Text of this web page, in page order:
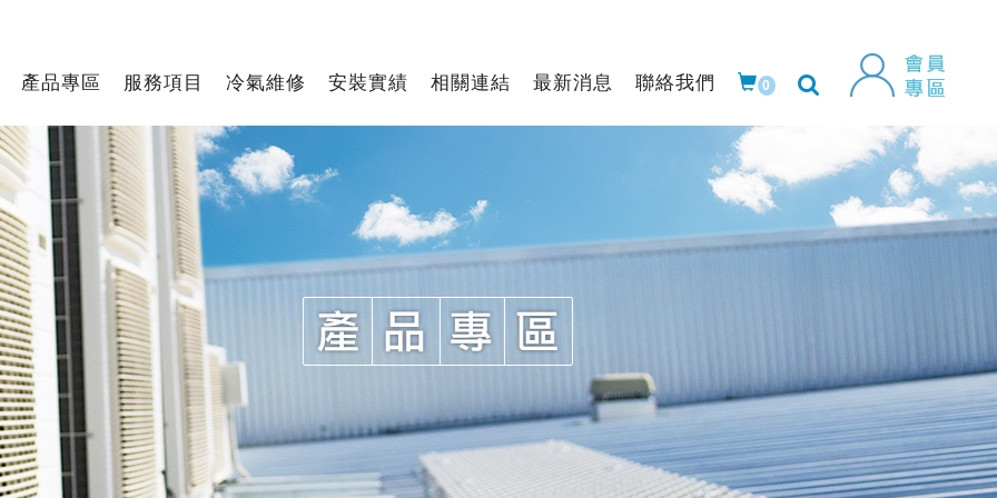
產品專區 服務項目 冷氣維修 安裝實績 相關連結 最新消息 聯絡我們 0